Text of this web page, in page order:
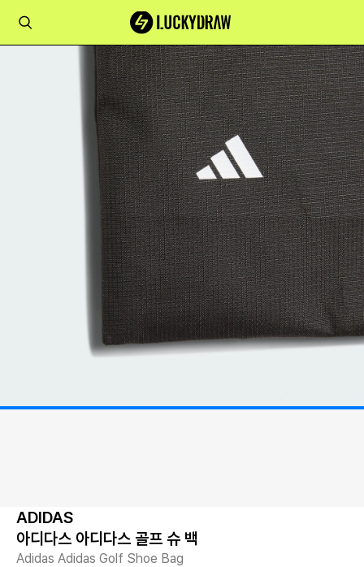
ADIDAS
아디다스 아디다스 골프 슈 백
Adidas Adidas Golf Shoe Bag